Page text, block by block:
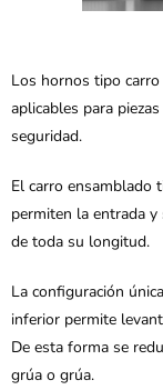
Los hornos tipo
aplicables para
seguridad.
El carro ensamblado
permiten la entrada
de toda su longitud.
La configuración
inferior permite
De esta forma se
grúa o grúa.